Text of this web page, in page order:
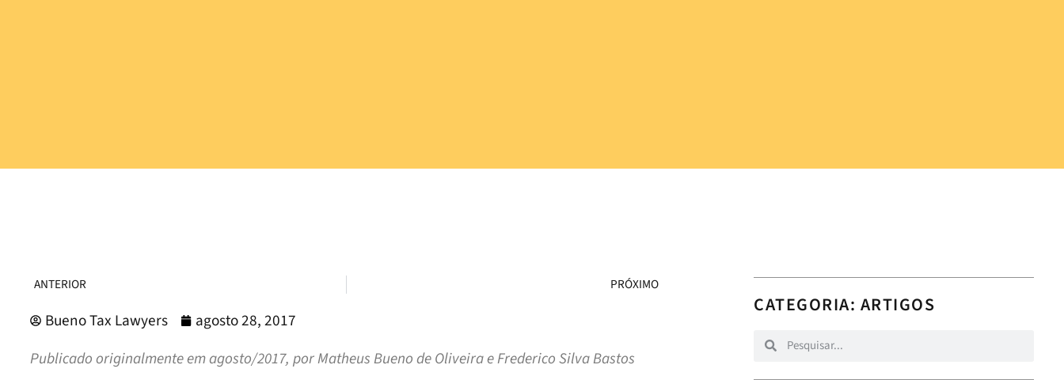
ANTERIOR PRÓXIMO
Bueno Tax Lawyers
agosto 28, 2017
Publicado originalmente em agosto/2017, por Matheus Bueno de Oliveira e Frederico Silva Bastos
CATEGORIA: ARTIGOS